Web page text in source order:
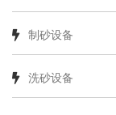
制砂设备
洗砂设备